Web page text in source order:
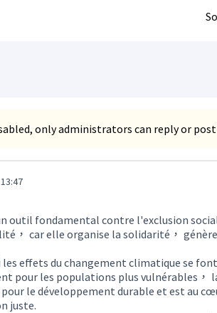
only administrators can reply or post
outil fondamental contre l'exclusion
， car elle organise la solidarité，
effets du changement climatique se
pour les populations plus vulnérables，
le développement durable et est au
juste.